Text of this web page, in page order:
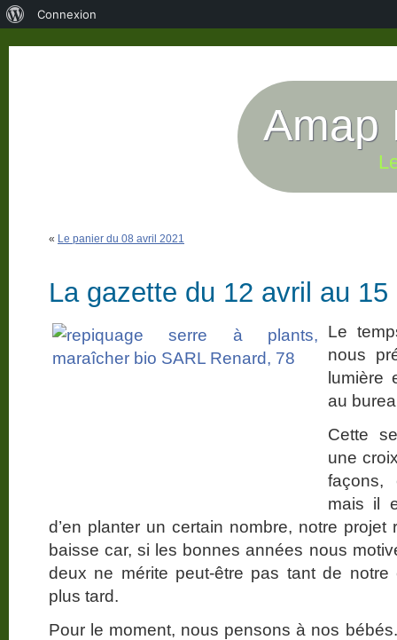
Amap
« Le panier du 08 avril 2021
La gazette du 12 avril au 15
Le
nous
lumière
au
Cette
une
façons,
mais il
d’en planter un certain nombre, notre
baisse car, si les bonnes années nous
deux ne mérite peut-être pas tant de
plus tard.
Pour le moment, nous pensons à nos
Connexion